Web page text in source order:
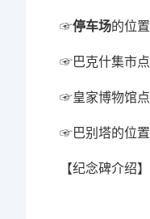
☞停车场的位置
☞巴克什集市点
☞皇家博物馆点
☞巴别塔的位置
【纪念碑介绍】